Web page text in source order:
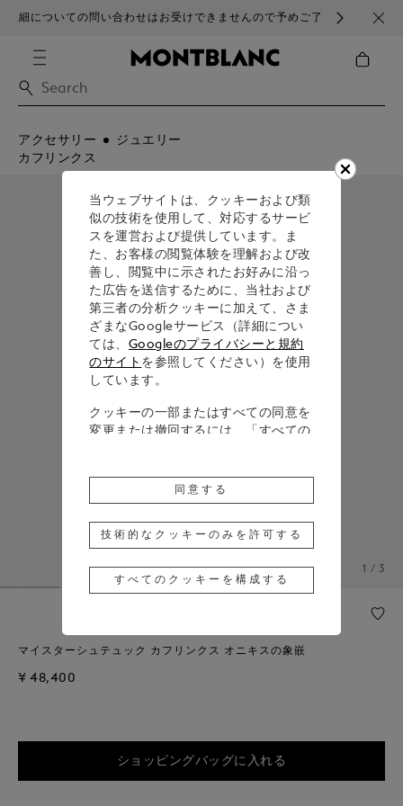
細についての問い合わせはお受けできませんので予めご了
ブラ
アクセサリー
ジュエリー
カフリンクス
1 / 3
マイスターシュテュック カフリンクス オニキスの象嵌
¥ 48,400
ショッピングバッグに入れる
当ウェブサイトは、クッキーおよび類
似の技術を使用して、対応するサービ
スを運営および提供しています。ま
た、お客様の閲覧体験を理解および改
善し、閲覧中に示されたお好みに沿っ
た広告を送信するために、当社および
第三者の分析クッキーに加えて、さま
ざまなGoogleサービス（詳細につい
ては、 Googleのプライバシーと規約
のサイト を参照してください）を使用
しています。
クッキーの一部またはすべての同意を
変更または撤回するには、「すべての
をご覧ください。
のクッキーの使用に同意したことにな
「技術的なクッキーのみを許可する」
同意する
技術的なクッキーのみを許可する
すべてのクッキーを構成する